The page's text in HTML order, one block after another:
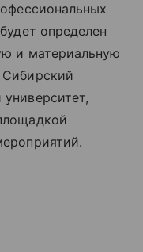
определен
и материальную
Сибирский